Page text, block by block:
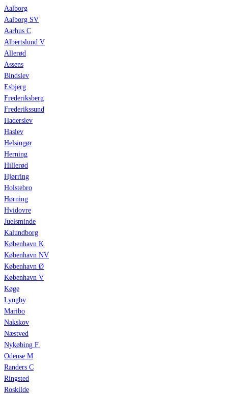
Aalborg
Aalborg SV
Aarhus C
Albertslund V
Allerød
Assens
Bindslev
Esbjerg
Frederiksberg
Frederikssund
Haderslev
Haslev
Helsingør
Herning
Hillerød
Hjørring
Holstebro
Hørning
Hvidovre
Juelsminde
Kalundborg
København K
København NV
København Ø
København V
Køge
Lyngby
Maribo
Nakskov
Næstved
Nykøbing F.
Odense M
Randers C
Ringsted
Roskilde